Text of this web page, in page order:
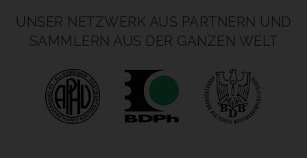
UNSER NETZWERK AUS PARTNERN UND
SAMMLERN AUS DER GANZEN WELT